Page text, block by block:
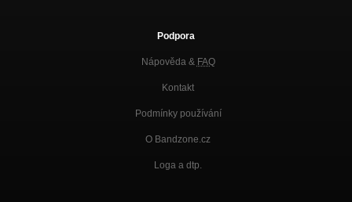
Podpora
Nápověda & FAQ
Kontakt
Podmínky používání
O Bandzone.cz
Loga a dtp.